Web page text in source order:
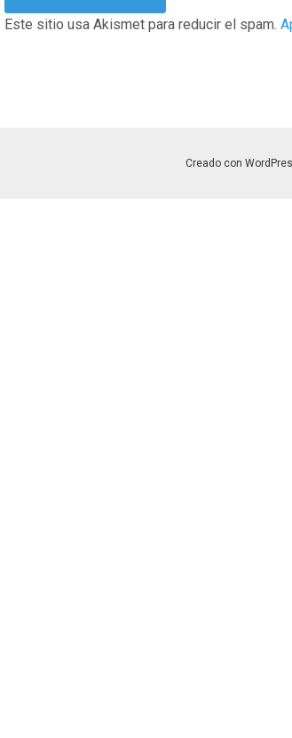
Este sitio usa Akismet para reducir el spam.
Creado con